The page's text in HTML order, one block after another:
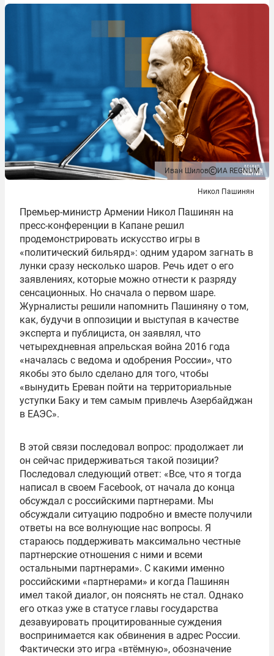
Иван Шилов ИА REGNUM
Никол Пашинян
Премьер-министр Армении Никол Пашинян на
пресс-конференции в Капане решил
продемонстрировать искусство игры в
«политический бильярд»: одним ударом загнать в
лунки сразу несколько шаров. Речь идет о его
заявлениях, которые можно отнести к разряду
сенсационных. Но сначала о первом шаре.
Журналисты решили напомнить Пашиняну о том,
как, будучи в оппозиции и выступая в качестве
эксперта и публициста, он заявлял, что
четырехдневная апрельская война 2016 года
«началась с ведома и одобрения России», что
якобы это было сделано для того, чтобы
«вынудить Ереван пойти на территориальные
уступки Баку и тем самым привлечь Азербайджан
в ЕАЭС».
В этой связи последовал вопрос: продолжает ли
он сейчас придерживаться такой позиции?
Последовал следующий ответ: «Все, что я тогда
написал в своем Facebook, от начала до конца
обсуждал с российскими партнерами. Мы
обсуждали ситуацию подробно и вместе получили
ответы на все волнующие нас вопросы. Я
стараюсь поддерживать максимально честные
партнерские отношения с ними и всеми
остальными партнерами». С какими именно
российскими «партнерами» и когда Пашинян
имел такой диалог, он пояснять не стал. Однако
его отказ уже в статусе главы государства
дезавуировать процитированные суждения
воспринимается как обвинения в адрес России.
Фактически это игра «втёмную», обозначение